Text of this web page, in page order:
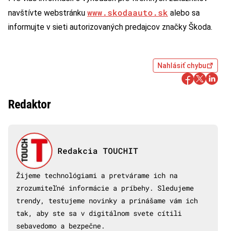
navštívte webstránku www.skodaauto.sk alebo sa
informujte v sieti autorizovaných predajcov značky Škoda.
Nahlásiť chybu
Redaktor
Redakcia TOUCHIT
Žijeme technológiami a pretvárame ich na
zrozumiteľné informácie a príbehy. Sledujeme
trendy, testujeme novinky a prinášame vám ich
tak, aby ste sa v digitálnom svete cítili
sebavedomo a bezpečne.